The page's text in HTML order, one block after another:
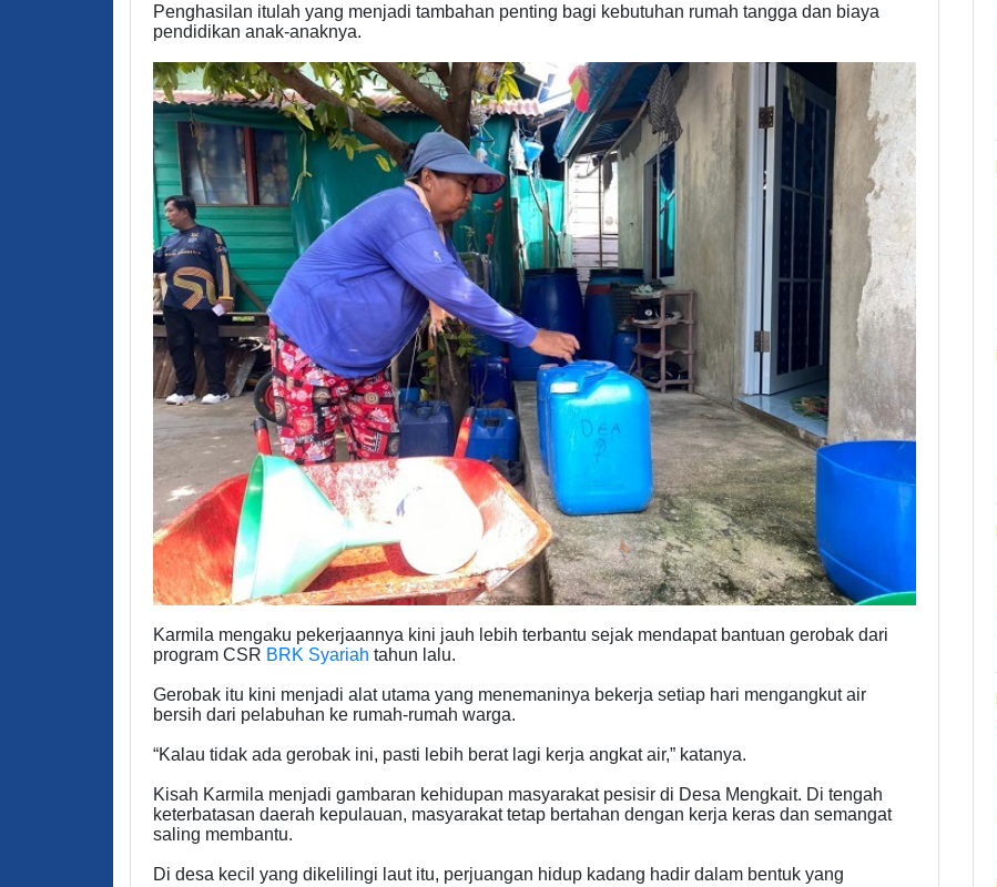
Penghasilan itulah yang menjadi tambahan penting bagi kebutuhan rumah tangga dan biaya
pendidikan anak-anaknya.
Karmila mengaku pekerjaannya kini jauh lebih terbantu sejak mendapat bantuan gerobak dari
program CSR BRK Syariah tahun lalu.
Gerobak itu kini menjadi alat utama yang menemaninya bekerja setiap hari mengangkut air
bersih dari pelabuhan ke rumah-rumah warga.
“Kalau tidak ada gerobak ini, pasti lebih berat lagi kerja angkat air,” katanya.
Kisah Karmila menjadi gambaran kehidupan masyarakat pesisir di Desa Mengkait. Di tengah
keterbatasan daerah kepulauan, masyarakat tetap bertahan dengan kerja keras dan semangat
saling membantu.
Di desa kecil yang dikelilingi laut itu, perjuangan hidup kadang hadir dalam bentuk yang